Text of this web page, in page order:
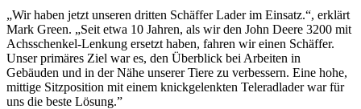
„Wir haben jetzt unseren dritten Schäffer Lader im Einsatz.“, erklärt
Mark Green. „Seit etwa 10 Jahren, als wir den John Deere 3200 mit
Achsschenkel-Lenkung ersetzt haben, fahren wir einen Schäffer.
Unser primäres Ziel war es, den Überblick bei Arbeiten in
Gebäuden und in der Nähe unserer Tiere zu verbessern. Eine hohe,
mittige Sitzposition mit einem knickgelenkten Teleradlader war für
uns die beste Lösung.”